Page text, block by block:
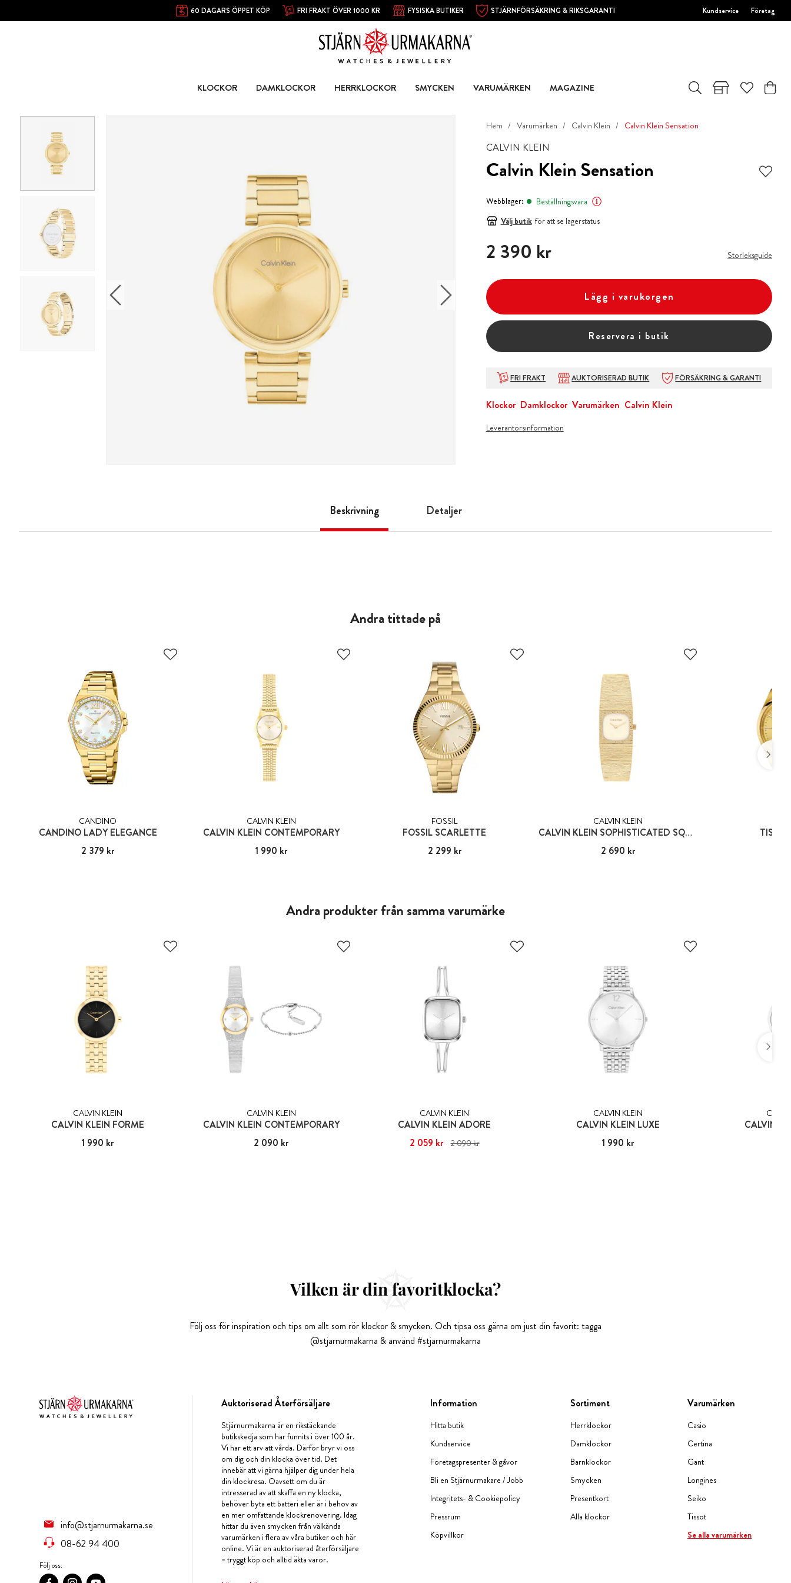
60 DAGARS ÖPPET KÖP FRI FRAKT ÖVER 1000 KR FYSISKA BUTIKER STJÄRNFÖRSÄKRING & RIKSGARANTI Kundservice Företag
KLOCKOR DAMKLOCKOR HERRKLOCKOR SMYCKEN VARUMÄRKEN MAGAZINE
Hem Varumärken Calvin Klein Calvin Klein Sensation
CALVIN KLEIN
Calvin Klein Sensation
Webblager:
Beställningsvara
Välj butik för att se lagerstatus
Pris :2 390 kr
2 390 kr Storleksguide
Lägg i varukorgen
Reservera i butik
FRI FRAKT AUKTORISERAD BUTIK FÖRSÄKRING & GARANTI
Klockor Damklockor Varumärken Calvin Klein
Leverantörsinformation
Beskrivning Detaljer
Andra tittade på
CANDINO
CANDINO LADY ELEGANCE
Pris :2 379 kr
2 379 kr
CALVIN KLEIN
CALVIN KLEIN CONTEMPORARY
Pris :1 990 kr
1 990 kr
FOSSIL
FOSSIL SCARLETTE
Pris :2 299 kr
2 299 kr
CALVIN KLEIN
CALVIN KLEIN SOPHISTICATED SQUARE
Pris :2 690 kr
2 690 kr
Andra produkter från samma varumärke
CALVIN KLEIN
CALVIN KLEIN FORME
Pris :1 990 kr
1 990 kr
CALVIN KLEIN
CALVIN KLEIN CONTEMPORARY
Pris :2 090 kr
2 090 kr
CALVIN KLEIN
CALVIN KLEIN ADORE
Nuvarande pris: 2 059 krTidigare pris
2 059 kr 2 090 kr
CALVIN KLEIN
CALVIN KLEIN LUXE
Pris :1 990 kr
1 990 kr
CALVIN
Vilken är din favoritklocka?
Följ oss för inspiration och tips om allt som rör klockor & smycken. Och tipsa oss gärna om just din favorit: tagga
@stjarnurmakarna & använd #stjarnurmakarna
info@stjarnurmakarna.se
08-62 94 400
Följ oss:
Auktoriserad Återförsäljare
Stjärnurmakarna är en rikstäckande
butikskedja som har funnits i över 100 år.
Vi har ett arv att vårda. Därför bryr vi oss
om dig och din klocka över tid. Det
innebär att vi gärna hjälper dig under hela
din klockresa. Oavsett om du är
intresserad av att skaffa en ny klocka,
behöver byta ett batteri eller är i behov av
en mer omfattande klockrenovering. Idag
hittar du även smycken från välkända
varumärken i flera av våra butiker och här
online. Vi är en auktoriserad återförsäljare
= tryggt köp och alltid äkta varor.
Information
Hitta butik
Kundservice
Företagspresenter & gåvor
Bli en Stjärnurmakare / Jobb
Integritets- & Cookiepolicy
Pressrum
Köpvillkor
Sortiment
Herrklockor
Damklockor
Barnklockor
Smycken
Presentkort
Alla klockor
Varumärken
Casio
Certina
Gant
Longines
Seiko
Tissot
Se alla varumärken